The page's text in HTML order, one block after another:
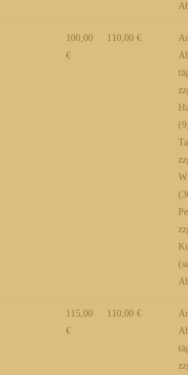
100,00
€
110,00 €
115,00
€
110,00 €